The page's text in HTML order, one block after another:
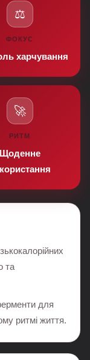
⚖️
ФОКУС
харчування
🚀
РИТМ
Щоденне
та
для
ритмі життя.